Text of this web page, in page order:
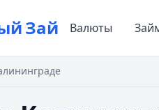
Зай Валюты